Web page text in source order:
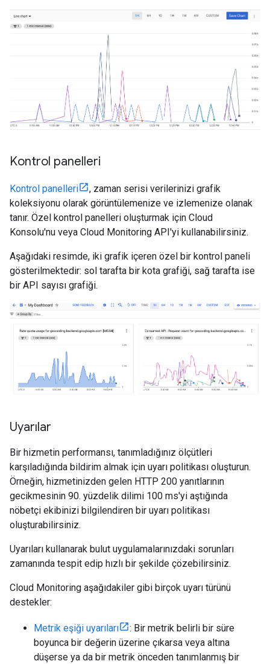
Kontrol panelleri
Kontrol panelleri
, zaman serisi verilerinizi grafik
koleksiyonu olarak görüntülemenize ve izlemenize olanak
tanır. Özel kontrol panelleri oluşturmak için Cloud
Konsolu'nu veya Cloud Monitoring API'yi kullanabilirsiniz.
Aşağıdaki resimde, iki grafik içeren özel bir kontrol paneli
gösterilmektedir: sol tarafta bir kota grafiği, sağ tarafta ise
bir API sayısı grafiği.
Uyarılar
Bir hizmetin performansı, tanımladığınız ölçütleri
karşıladığında bildirim almak için uyarı politikası oluşturun.
Örneğin, hizmetinizden gelen HTTP 200 yanıtlarının
gecikmesinin 90. yüzdelik dilimi 100 ms'yi aştığında
nöbetçi ekibinizi bilgilendiren bir uyarı politikası
oluşturabilirsiniz.
Uyarıları kullanarak bulut uygulamalarınızdaki sorunları
zamanında tespit edip hızlı bir şekilde çözebilirsiniz.
Cloud Monitoring aşağıdakiler gibi birçok uyarı türünü
destekler:
Metrik eşiği uyarıları
: Bir metrik belirli bir süre
boyunca bir değerin üzerine çıkarsa veya altına
düşerse ya da bir metrik önceden tanımlanmış bir